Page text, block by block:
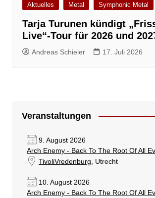
Aktuelles Metal Symphonic Metal
Tarja Turunen kündigt
Live“-Tour für 2026 und
Andreas Schieler 17. Juli 2026
Veranstaltungen
9. August 2026
Arch Enemy - Back To The Root Of All
TivoliVredenburg , Utrecht
10. August 2026
Arch Enemy - Back To The Root Of All